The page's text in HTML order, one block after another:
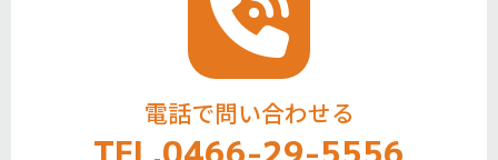
電話で問い合わせる